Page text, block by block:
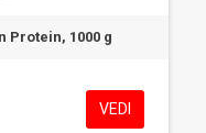
Protein, 1000 g
VEDI